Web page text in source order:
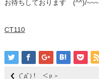
お待ちしております (^^)/~~~
CT110
(ﾟдﾟ)！ ＜ｐ＞